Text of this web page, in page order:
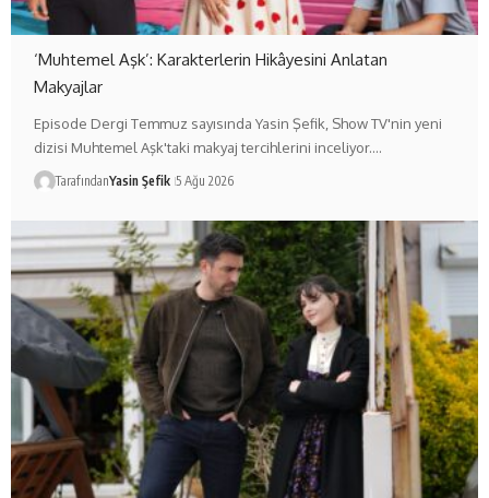
‘Muhtemel Aşk’: Karakterlerin Hikâyesini Anlatan
Makyajlar
Episode Dergi Temmuz sayısında Yasin Şefik, Show TV'nin yeni
dizisi Muhtemel Aşk'taki makyaj tercihlerini inceliyor.…
TarafındanYasin Şefik 5 Ağu 2026